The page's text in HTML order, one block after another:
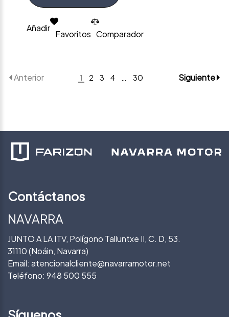
Añadir
Favoritos Comparador
Anterior 1 2 3 4 30 Siguiente
Contáctanos
NAVARRA
JUNTO A LA ITV, Polígono Talluntxe II, C. D, 53.
31110 (Noáin, Navarra)
Email: atencionalcliente@navarramotor.net
Teléfono: 948 500 555